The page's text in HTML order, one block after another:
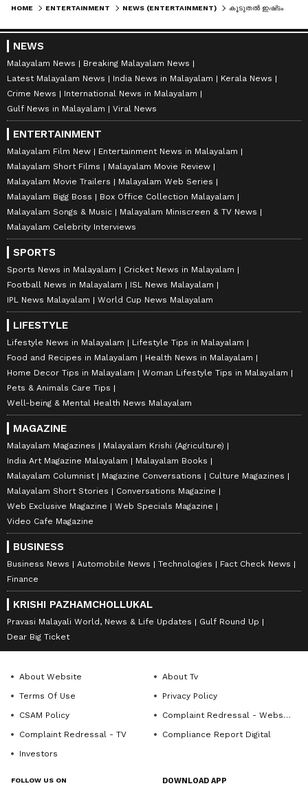
HOME ENTERTAINMENT NEWS (ENTERTAINMENT) കൂടുതല്‍ ഇഷ്‍ടം ഫെമിനിച്ചി ഫാത്തിമയോട്, സിനിമകള്‍ വിലയിരുത്തി ഡെലിഗേറ്റ്
NEWS
Malayalam News
Breaking Malayalam News
Latest Malayalam News
India News in Malayalam
Kerala News
Crime News
International News in Malayalam
Gulf News in Malayalam
Viral News
ENTERTAINMENT
Malayalam Film New
Entertainment News in Malayalam
Malayalam Short Films
Malayalam Movie Review
Malayalam Movie Trailers
Malayalam Web Series
Malayalam Bigg Boss
Box Office Collection Malayalam
Malayalam Songs & Music
Malayalam Miniscreen & TV News
Malayalam Celebrity Interviews
SPORTS
Sports News in Malayalam
Cricket News in Malayalam
Football News in Malayalam
ISL News Malayalam
IPL News Malayalam
World Cup News Malayalam
LIFESTYLE
Lifestyle News in Malayalam
Lifestyle Tips in Malayalam
Food and Recipes in Malayalam
Health News in Malayalam
Home Decor Tips in Malayalam
Woman Lifestyle Tips in Malayalam
Pets & Animals Care Tips
Well-being & Mental Health News Malayalam
MAGAZINE
Malayalam Magazines
Malayalam Krishi (Agriculture)
India Art Magazine Malayalam
Malayalam Books
Malayalam Columnist
Magazine Conversations
Culture Magazines
Malayalam Short Stories
Conversations Magazine
Web Exclusive Magazine
Web Specials Magazine
Video Cafe Magazine
BUSINESS
Business News Automobile News Technologies
Fact Check News
Finance
KRISHI PAZHAMCHOLLUKAL
Pravasi Malayali World, News & Life Updates
Gulf Round Up
Dear Big Ticket
About Website
About Tv
Terms Of Use
Privacy Policy
CSAM Policy
Complaint Redressal - Website
Complaint Redressal - TV
Compliance Report Digital
Investors
FOLLOW US ON DOWNLOAD APP